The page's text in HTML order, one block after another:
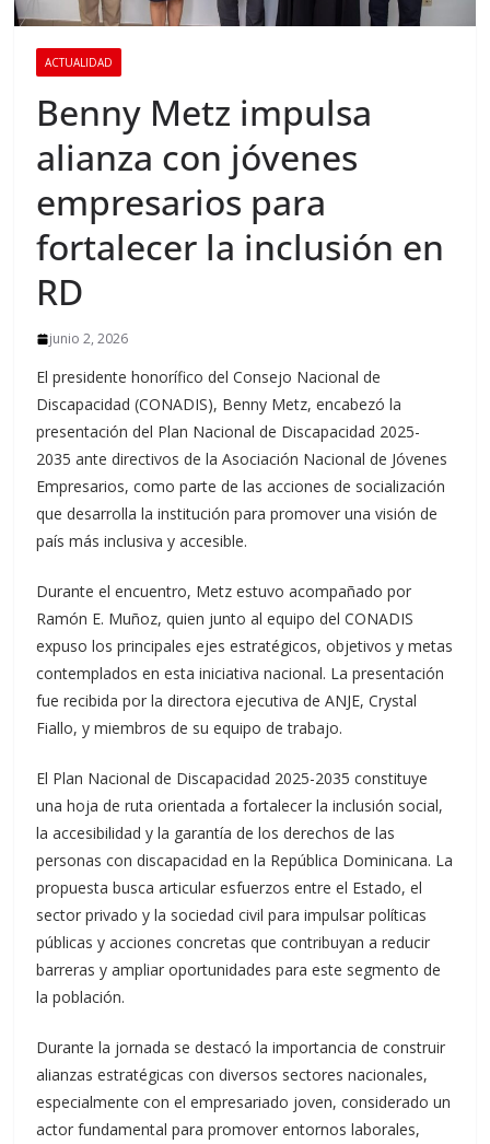
ACTUALIDAD
Benny Metz impulsa
alianza con jóvenes
empresarios para
fortalecer la inclusión en
RD
junio 2, 2026
El presidente honorífico del Consejo Nacional de
Discapacidad (CONADIS), Benny Metz, encabezó la
presentación del Plan Nacional de Discapacidad 2025-
2035 ante directivos de la Asociación Nacional de Jóvenes
Empresarios, como parte de las acciones de socialización
que desarrolla la institución para promover una visión de
país más inclusiva y accesible.
Durante el encuentro, Metz estuvo acompañado por
Ramón E. Muñoz, quien junto al equipo del CONADIS
expuso los principales ejes estratégicos, objetivos y metas
contemplados en esta iniciativa nacional. La presentación
fue recibida por la directora ejecutiva de ANJE, Crystal
Fiallo, y miembros de su equipo de trabajo.
El Plan Nacional de Discapacidad 2025-2035 constituye
una hoja de ruta orientada a fortalecer la inclusión social,
la accesibilidad y la garantía de los derechos de las
personas con discapacidad en la República Dominicana. La
propuesta busca articular esfuerzos entre el Estado, el
sector privado y la sociedad civil para impulsar políticas
públicas y acciones concretas que contribuyan a reducir
barreras y ampliar oportunidades para este segmento de
la población.
Durante la jornada se destacó la importancia de construir
alianzas estratégicas con diversos sectores nacionales,
especialmente con el empresariado joven, considerado un
actor fundamental para promover entornos laborales,